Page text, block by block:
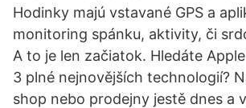
Hodinky majú vstavané GPS a
monitoring spánku, aktivity, či
A to je len začiatok. Hledáte
3 plné nejnovějších technologií?
shop nebo prodejny jestě dnes a